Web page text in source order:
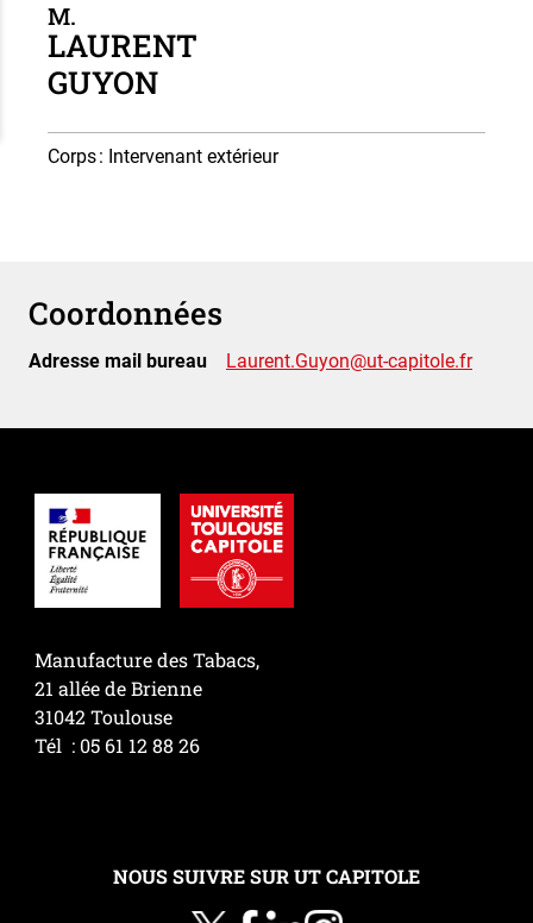
M.
LAURENT
GUYON
Corps: Intervenant extérieur
Coordonnées
Adresse mail bureau Laurent.Guyon@ut-capitole.fr
Manufacture des Tabacs,
21 allée de Brienne
31042 Toulouse
Tél : 05 61 12 88 26
NOUS SUIVRE SUR UT CAPITOLE